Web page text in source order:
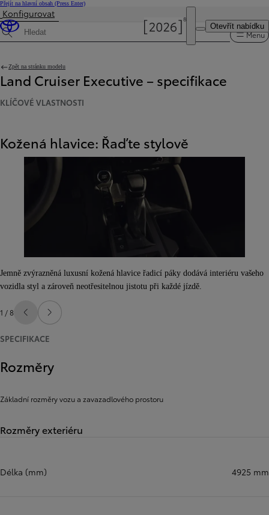
Přejít na hlavní obsah (Press Enter)
Otevřít nabídku
Byla aktualizována cena Cena vaší konfigurace činí 2 340 000 Kč
Konfigurovat
Hledat specifikace Menu
Zpět na stránku modelu
Land Cruiser Executive – specifikace
KLÍČOVÉ VLASTNOSTI
Kožená hlavice: Řaďte stylově
Jemně zvýrazněná luxusní kožená hlavice řadicí páky dodává interiéru vašeho
vozidla styl a zároveň neotřesitelnou jistotu při každé jízdě.
1 / 8 Předchozí
Další
SPECIFIKACE
Rozměry
Základní rozměry vozu a zavazadlového prostoru
Rozměry exteriéru
Délka (mm) 4925 mm